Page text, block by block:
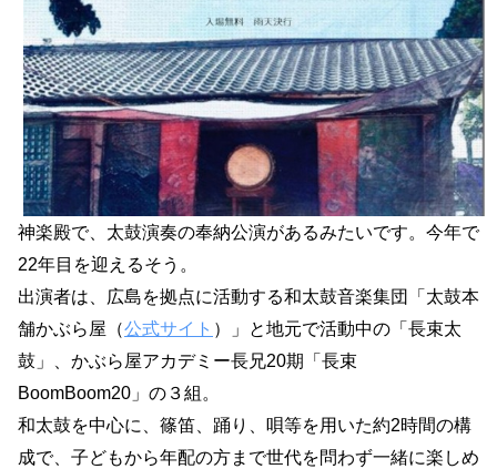
神楽殿で、太鼓演奏の奉納公演があるみたいです。今年で
22年目を迎えるそう。
出演者は、広島を拠点に活動する和太鼓音楽集団「太鼓本
舗かぶら屋（公式サイト ）」と地元で活動中の「長束太
鼓」、かぶら屋アカデミー長兄20期「長束
BoomBoom20」の３組。
和太鼓を中心に、篠笛、踊り、唄等を用いた約2時間の構
成で、子どもから年配の方まで世代を問わず一緒に楽しめ